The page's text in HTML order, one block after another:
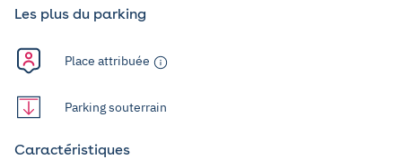
Les plus du parking
Place attribuée
Parking souterrain
Caractéristiques